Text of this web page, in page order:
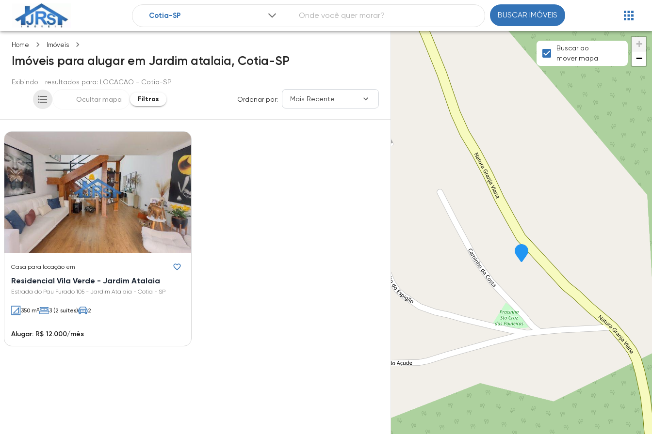
BUSCAR IMÓVEIS
Home Imóveis
Imóveis para alugar em Jardim atalaia, Cotia-SP
Exibindo resultados para: LOCACAO - Cotia-SP
Ocultar mapa Filtros Ordenar por: Mais Recente
Casa para locação em
Residencial Vila Verde - Jardim Atalaia
Estrada do Pau Furado 105 - Jardim Atalaia - Cotia - SP
350 m² 3 (2 suítes) 2
Alugar: R$ 12.000/mês
+
−
Buscar ao
mover mapa